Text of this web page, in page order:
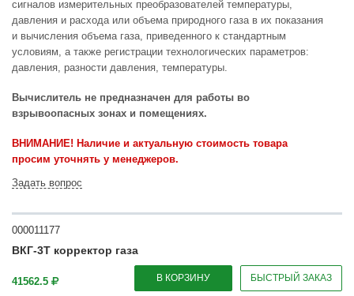
сигналов измерительных преобразователей температуры,
давления и расхода или объема природного газа в их показания
и вычисления объема газа, приведенного к стандартным
условиям, а также регистрации технологических параметров:
давления, разности давления, температуры.
Вычислитель не предназначен для работы во
взрывоопасных зонах и помещениях.
ВНИМАНИЕ! Наличие и актуальную стоимость товара
просим уточнять у менеджеров.
Задать вопрос
000011177
ВКГ-3Т корректор газа
41562.5 В КОРЗИНУ БЫСТРЫЙ ЗАКАЗ